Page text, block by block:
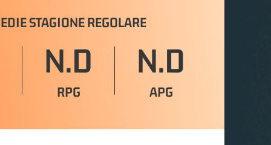
STAGIONE REGOLARE
N.D
RPG
N.D
APG